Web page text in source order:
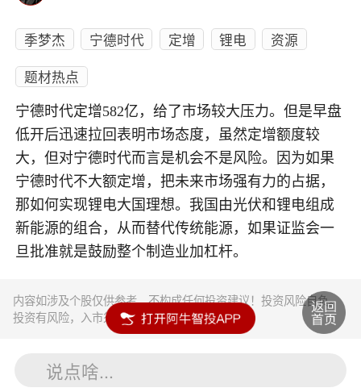
季梦杰 宁德时代 定增 锂电
资源
题材热点
宁德时代定增582亿，给了市场较大压力。但是早盘
低开后迅速拉回表明市场态度，虽然定增额度较
大，但对宁德时代而言是机会不是风险。因为如果
宁德时代不大额定增，把未来市场强有力的占据，
那如何实现锂电大国理想。我国由光伏和锂电组成
新能源的组合，从而替代传统能源，如果证监会一
旦批准就是鼓励整个制造业加杠杆。
内容如涉及个股仅供参考，不构成任何投资建议！投资风险自负。
投资有风险，入市须谨慎。
说点啥...